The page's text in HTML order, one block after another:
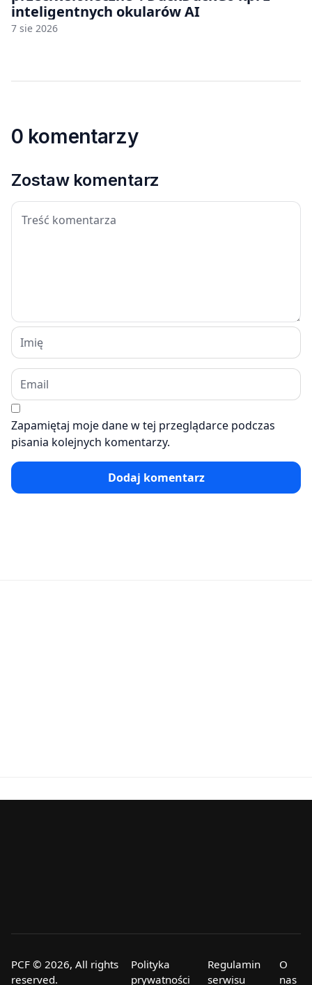
inteligentnych okularów AI
7 sie 2026
0 komentarzy
Zostaw komentarz
Zapamiętaj moje dane w tej przeglądarce podczas
pisania kolejnych komentarzy.
Dodaj komentarz
PCF © 2026, All rights
reserved.
Polityka
prywatności
Regulamin
serwisu
O
nas